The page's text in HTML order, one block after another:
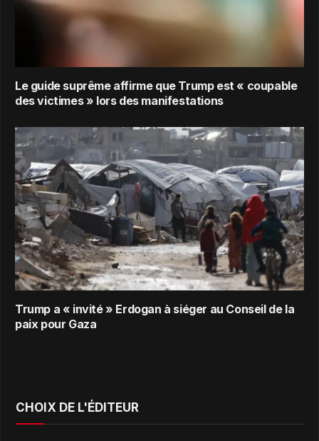
Le guide suprême affirme que Trump est « coupable
des victimes » lors des manifestations
Trump a « invité » Erdogan à siéger au Conseil de la
paix pour Gaza
CHOIX DE L'ÉDITEUR